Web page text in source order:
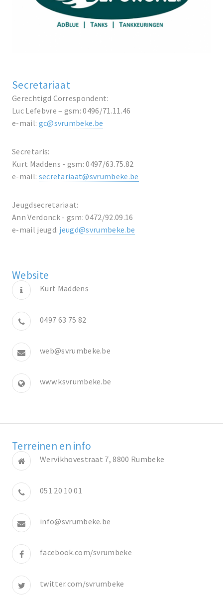
Secretariaat
Gerechtigd Correspondent:
Luc Lefebvre – gsm: 0496/71.11.46
e-mail: gc@svrumbeke.be
Secretaris:
Kurt Maddens - gsm: 0497/63.75.82
e-mail: secretariaat@svrumbeke.be
Jeugdsecretariaat:
Ann Verdonck - gsm: 0472/92.09.16
e-mail jeugd: jeugd@svrumbeke.be
Website
Kurt Maddens
0497 63 75 82
web@svrumbeke.be
www.ksvrumbeke.be
Terreinen en info
Wervikhovestraat 7, 8800 Rumbeke
051 20 10 01
info@svrumbeke.be
facebook.com/svrumbeke
twitter.com/svrumbeke